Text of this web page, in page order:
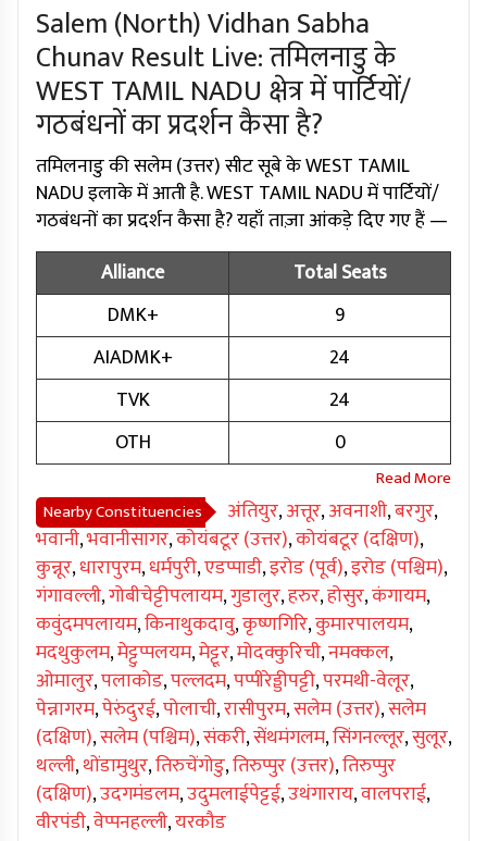
Salem (North) Vidhan Sabha
Chunav Result Live: तमिलनाडु के
WEST TAMIL NADU क्षेत्र में पार्टियों/
गठबंधनों का प्रदर्शन कैसा है?
तमिलनाडु की सलेम (उत्तर) सीट सूबे के WEST TAMIL
NADU इलाके में आती है. WEST TAMIL NADU में पार्टियों/
गठबंधनों का प्रदर्शन कैसा है? यहाँ ताज़ा आंकड़े दिए गए हैं —
Alliance
Total Seats
DMK+
9
AIADMK+
24
TVK
24
OTH
0
Nearby Constituencies अंतियुर,अत्तूर,अवनाशी,बरगुर,
भवानी,भवानीसागर,कोयंबटूर (उत्तर),कोयंबटूर (दक्षिण),
कुन्नूर,धारापुरम,धर्मपुरी,एडप्पाडी,इरोड (पूर्व),इरोड (पश्चिम),
गंगावल्ली,गोबीचेट्टीपलायम,गुडालुर,हरुर,होसुर,कंगायम,
कवुंदमपलायम,किनाथुकदावु,कृष्णगिरि,कुमारपालयम,
मदथुकुलम,मेट्टुप्पलयम,मेट्टूर,मोदक्कुरिची,नमक्कल,
ओमालुर,पलाकोड,पल्लदम,पप्पीरेड्डीपट्टी,परमथी-वेलूर,
पेन्नागरम,पेरुंदुरई,पोलाची,रासीपुरम,सलेम (उत्तर),सलेम
(दक्षिण),सलेम (पश्चिम),संकरी,सेंथमंगलम,सिंगनल्लूर,सुलूर,
थल्ली,थोंडामुथुर,तिरुचेंगोडु,तिरुप्पुर (उत्तर),तिरुप्पुर
(दक्षिण),उदगमंडलम,उदुमलाईपेट्टई,उथंगाराय,वालपराई,
वीरपंडी,वेप्पनहल्ली,यरकौड